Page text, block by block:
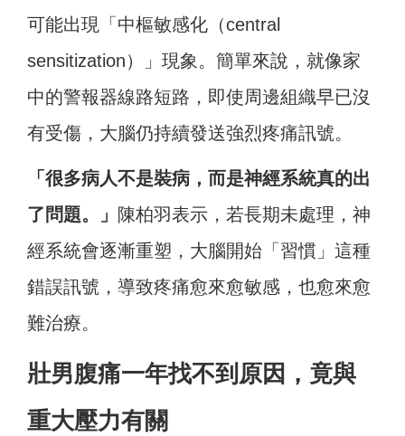
可能出現「中樞敏感化（central
sensitization）」現象。簡單來說，就像家
中的警報器線路短路，即使周邊組織早已沒
有受傷，大腦仍持續發送強烈疼痛訊號。
「很多病人不是裝病，而是神經系統真的出
了問題。」 陳柏羽表示，若長期未處理，神
經系統會逐漸重塑，大腦開始「習慣」這種
錯誤訊號，導致疼痛愈來愈敏感，也愈來愈
難治療。
壯男腹痛一年找不到原因，竟與
重大壓力有關